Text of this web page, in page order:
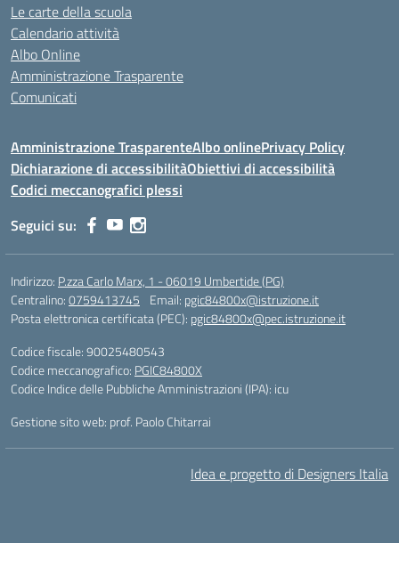
Le carte della scuola
Calendario attività
Albo Online
Amministrazione Trasparente
Comunicati
Amministrazione TrasparenteAlbo onlinePrivacy Policy
Dichiarazione di accessibilitàObiettivi di accessibilità
Codici meccanografici plessi
Seguici su:
Indirizzo: P.zza Carlo Marx, 1 - 06019 Umbertide (PG)
Centralino:0759413745 Email: pgic84800x@istruzione.it
Posta elettronica certificata (PEC): pgic84800x@pec.istruzione.it
Codice fiscale: 90025480543
Codice meccanografico: PGIC84800X
Codice Indice delle Pubbliche Amministrazioni (IPA): icu
Gestione sito web: prof. Paolo Chitarrai
Idea e progetto di Designers Italia